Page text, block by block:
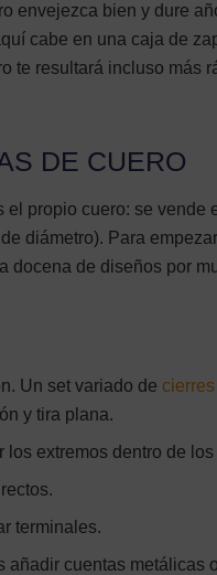
envejezca bien y dure
cabe en una caja de
te resultará incluso más
DE CUERO
el propio cuero: se vende
diámetro). Para
docena de diseños por
Un set variado de
y tira plana.
los extremos dentro de
terminales.
añadir cuentas metálicas